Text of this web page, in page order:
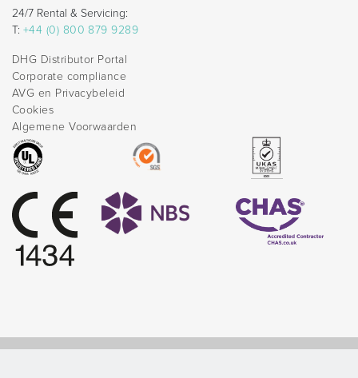
24/7 Rental & Servicing:
T: +44 (0) 800 879 9289
DHG Distributor Portal
Corporate compliance
AVG en Privacybeleid
Cookies
Algemene Voorwaarden